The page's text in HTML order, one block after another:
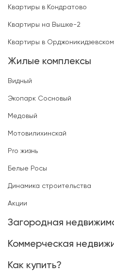
Квартиры в Кондратово
Квартиры на Вышке-2
Квартиры в
Жилые комплексы
Видный
Экопарк Сосновый
Медовый
Мотовилихинскай
Pro жизнь
Белые Росы
Динамика строительства
Акции
Загородная
Коммерческая
Как купить?